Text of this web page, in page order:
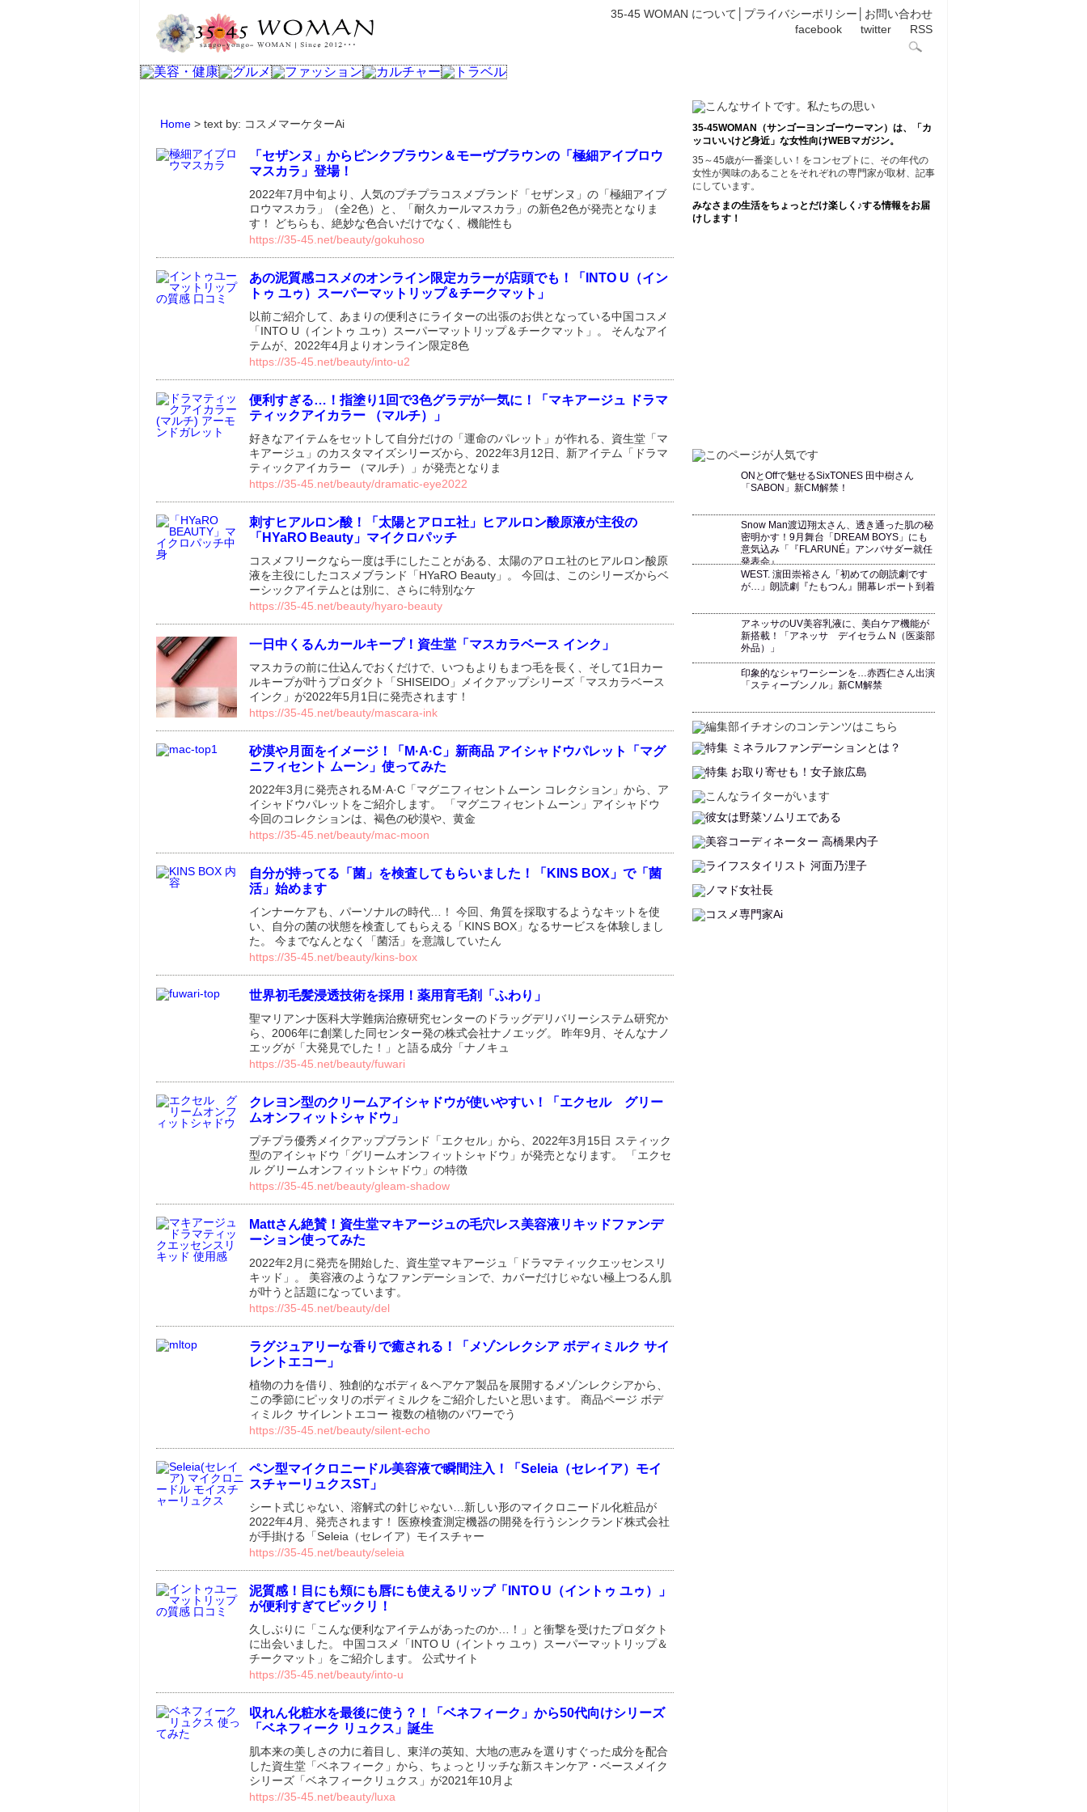
35-45 WOMAN について プライバシーポリシー
お問い合わせ
facebook
twitter RSS
Home > text by: コスメマーケターAi
「セザンヌ」からピンクブラウン＆モーヴブラウンの「極細アイブロウ
マスカラ」登場！
2022年7月中旬より、人気のプチプラコスメブランド「セザンヌ」の「極細アイブ
ロウマスカラ」（全2色）と、「耐久カールマスカラ」の新色2色が発売となりま
す！ どちらも、絶妙な色合いだけでなく、機能性も
https://35-45.net/beauty/gokuhoso
あの泥質感コスメのオンライン限定カラーが店頭でも！「INTO U（イン
トゥ ユゥ）スーパーマットリップ＆チークマット」
以前ご紹介して、あまりの便利さにライターの出張のお供となっている中国コスメ
「INTO U（イントゥ ユゥ）スーパーマットリップ＆チークマット」。 そんなアイ
テムが、2022年4月よりオンライン限定8色
https://35-45.net/beauty/into-u2
便利すぎる…！指塗り1回で3色グラデが一気に！「マキアージュ ドラマ
ティックアイカラー （マルチ）」
好きなアイテムをセットして自分だけの「運命のパレット」が作れる、資生堂「マ
キアージュ」のカスタマイズシリーズから、2022年3月12日、新アイテム「ドラマ
ティックアイカラー （マルチ）」が発売となりま
https://35-45.net/beauty/dramatic-eye2022
刺すヒアルロン酸！「太陽とアロエ社」ヒアルロン酸原液が主役の
「HYaRO Beauty」マイクロパッチ
コスメフリークなら一度は手にしたことがある、太陽のアロエ社のヒアルロン酸原
液を主役にしたコスメブランド「HYaRO Beauty」。 今回は、このシリーズからベ
ーシックアイテムとは別に、さらに特別なケ
https://35-45.net/beauty/hyaro-beauty
一日中くるんカールキープ！資生堂「マスカラベース インク」
マスカラの前に仕込んでおくだけで、いつもよりもまつ毛を長く、そして1日カー
ルキープが叶うプロダクト「SHISEIDO」メイクアップシリーズ「マスカラベース
インク」が2022年5月1日に発売されます！
https://35-45.net/beauty/mascara-ink
砂漠や月面をイメージ！「M·A·C」新商品 アイシャドウパレット「マグ
ニフィセント ムーン」使ってみた
2022年3月に発売されるM·A·C「マグニフィセントムーン コレクション」から、ア
イシャドウパレットをご紹介します。 「マグニフィセントムーン」アイシャドウ
今回のコレクションは、褐色の砂漠や、黄金
https://35-45.net/beauty/mac-moon
自分が持ってる「菌」を検査してもらいました！「KINS BOX」で「菌
活」始めます
インナーケアも、パーソナルの時代…！ 今回、角質を採取するようなキットを使
い、自分の菌の状態を検査してもらえる「KINS BOX」なるサービスを体験しまし
た。 今までなんとなく「菌活」を意識していたん
https://35-45.net/beauty/kins-box
世界初毛髪浸透技術を採用！薬用育毛剤「ふわり」
聖マリアンナ医科大学難病治療研究センターのドラッグデリバリーシステム研究か
ら、2006年に創業した同センター発の株式会社ナノエッグ。 昨年9月、そんなナノ
エッグが「大発見でした！」と語る成分「ナノキュ
https://35-45.net/beauty/fuwari
クレヨン型のクリームアイシャドウが使いやすい！「エクセル グリー
ムオンフィットシャドウ」
プチプラ優秀メイクアップブランド「エクセル」から、2022年3月15日 スティック
型のアイシャドウ「グリームオンフィットシャドウ」が発売となります。 「エクセ
ル グリームオンフィットシャドウ」の特徴
https://35-45.net/beauty/gleam-shadow
Mattさん絶賛！資生堂マキアージュの毛穴レス美容液リキッドファンデ
ーション使ってみた
2022年2月に発売を開始した、資生堂マキアージュ「ドラマティックエッセンスリ
キッド」。 美容液のようなファンデーションで、カバーだけじゃない極上つるん肌
が叶うと話題になっています。
https://35-45.net/beauty/del
ラグジュアリーな香りで癒される！「メゾンレクシア ボディミルク サイ
レントエコー」
植物の力を借り、独創的なボディ＆ヘアケア製品を展開するメゾンレクシアから、
この季節にピッタリのボディミルクをご紹介したいと思います。 商品ページ ボデ
ィミルク サイレントエコー 複数の植物のパワーでう
https://35-45.net/beauty/silent-echo
ペン型マイクロニードル美容液で瞬間注入！「Seleia（セレイア）モイ
スチャーリュクスST」
シート式じゃない、溶解式の針じゃない…新しい形のマイクロニードル化粧品が
2022年4月、発売されます！ 医療検査測定機器の開発を行うシンクランド株式会社
が手掛ける「Seleia（セレイア）モイスチャー
https://35-45.net/beauty/seleia
泥質感！目にも頬にも唇にも使えるリップ「INTO U（イントゥ ユゥ）」
が便利すぎてビックリ！
久しぶりに「こんな便利なアイテムがあったのか…！」と衝撃を受けたプロダクト
に出会いました。 中国コスメ「INTO U（イントゥ ユゥ）スーパーマットリップ＆
チークマット」をご紹介します。 公式サイト
https://35-45.net/beauty/into-u
収れん化粧水を最後に使う？！「ベネフィーク」から50代向けシリーズ
「ベネフィーク リュクス」誕生
肌本来の美しさの力に着目し、東洋の英知、大地の恵みを選りすぐった成分を配合
した資生堂「ベネフィーク」から、ちょっとリッチな新スキンケア・ベースメイク
シリーズ「ベネフィークリュクス」が2021年10月よ
https://35-45.net/beauty/luxa
35-45WOMAN（サンゴーヨンゴーウーマン）は、「カ
ッコいいけど身近」な女性向けWEBマガジン。
35～45歳が一番楽しい！をコンセプトに、その年代の
女性が興味のあることをそれぞれの専門家が取材、記事
にしています。
みなさまの生活をちょっとだけ楽しく♪する情報をお届
けします！
ONとOffで魅せるSixTONES 田中樹さん
「SABON」新CM解禁！
Snow Man渡辺翔太さん、透き通った肌の秘
密明かす！9月舞台「DREAM BOYS」にも
意気込み「『FLARUNÉ』アンバサダー就任
発表会』
WEST. 濵田崇裕さん「初めての朗読劇です
が…」朗読劇『たもつん』開幕レポート到着
アネッサのUV美容乳液に、美白ケア機能が
新搭載！「アネッサ デイセラム N（医薬部
外品）」
印象的なシャワーシーンを…赤西仁さん出演
「スティーブンノル」新CM解禁